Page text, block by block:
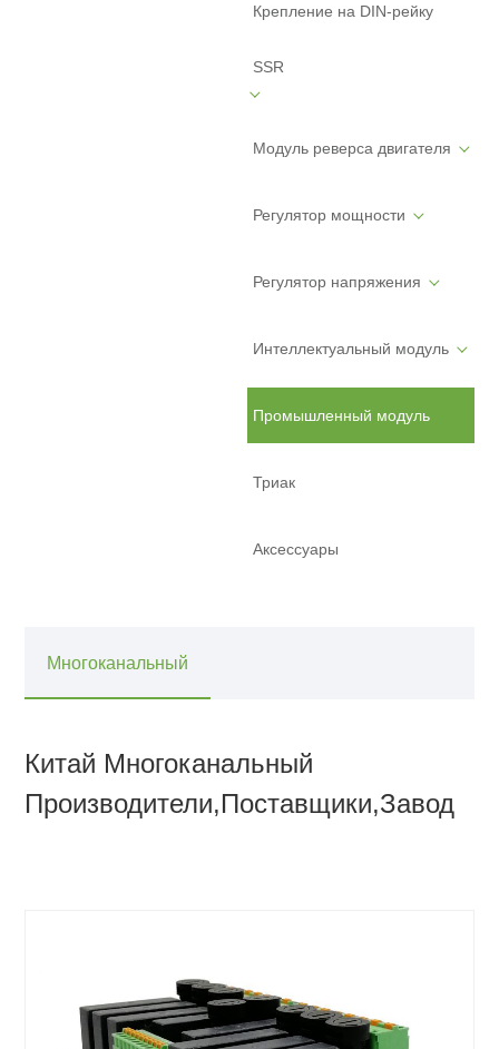
Крепление на DIN-рейку
SSR
Модуль реверса двигателя
Регулятор мощности
Регулятор напряжения
Интеллектуальный модуль
Промышленный модуль
Триак
Аксессуары
Многоканальный
Китай Многоканальный
Производители,Поставщики,Завод